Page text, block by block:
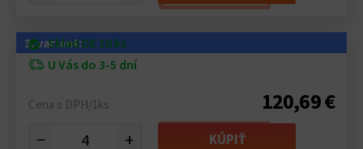
3. variant:
Sklad DE 10 ks
U Vás do 3-5 dní
Cena s DPH/1ks 120,69 €
− + KÚPIŤ